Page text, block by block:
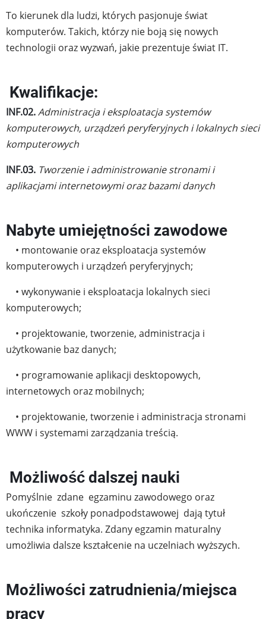
To kierunek dla ludzi, których pasjonuje świat
komputerów. Takich, którzy nie boją się nowych
technologii oraz wyzwań, jakie prezentuje świat IT.
Kwalifikacje:
INF.02.Administracja i eksploatacja systemów
komputerowych, urządzeń peryferyjnych i lokalnych sieci
komputerowych
INF.03. Tworzenie i administrowanie stronami i
aplikacjami internetowymi oraz bazami danych
Nabyte umiejętności zawodowe
• montowanie oraz eksploatacja systemów
komputerowych i urządzeń peryferyjnych;
• wykonywanie i eksploatacja lokalnych sieci
komputerowych;
• projektowanie, tworzenie, administracja i
użytkowanie baz danych;
• programowanie aplikacji desktopowych,
internetowych oraz mobilnych;
• projektowanie, tworzenie i administracja stronami
WWW i systemami zarządzania treścią.
Możliwość dalszej nauki
Pomyślnie zdane egzaminu zawodowego oraz
ukończenie szkoły ponadpodstawowej dają tytuł
technika informatyka. Zdany egzamin maturalny
umożliwia dalsze kształcenie na uczelniach wyższych.
Możliwości zatrudnienia/miejsca
pracy